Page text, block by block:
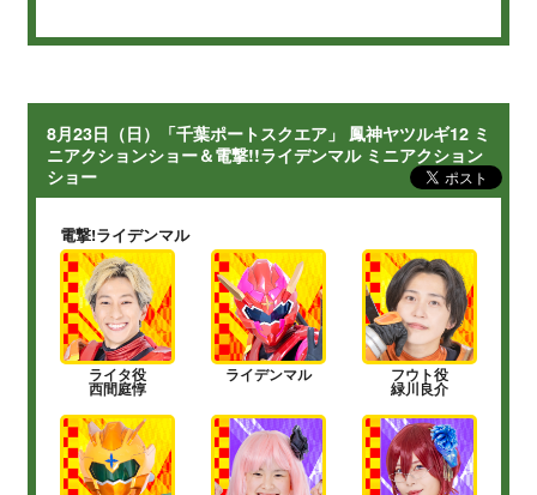
8月23日（日）「千葉ポートスクエア」 鳳神ヤツルギ12 ミ
ニアクションショー＆電撃!!ライデンマル ミニアクション
ショー
電撃!ライデンマル
ライタ役
西間庭惇
ライデンマル フウト役
緑川良介